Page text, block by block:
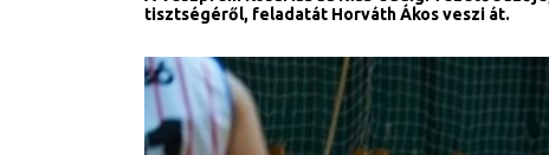
tisztségéről, feladatát Horváth Ákos veszi át.